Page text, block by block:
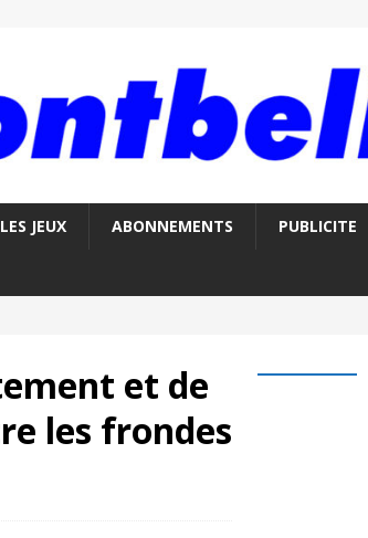
LES JEUX ABONNEMENTS PUBLICITE
et de
les frondes